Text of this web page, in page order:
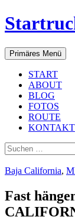
Suchen
Primäres Menü
START
ABOUT
BLOG
FOTOS
ROUTE
KONTAKT
Suchen
nach:
Baja California,
Fast